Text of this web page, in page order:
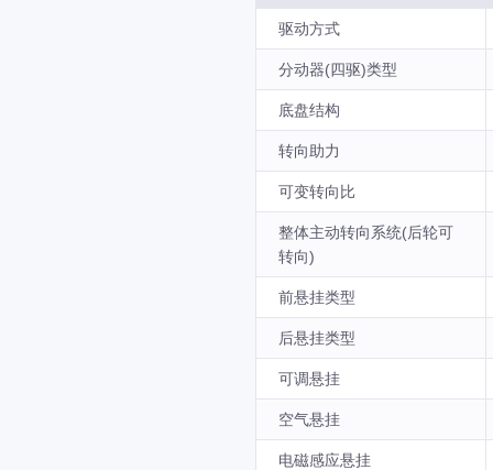
驱动方式
分动器(四驱)类型
底盘结构
转向助力
可变转向比
整体主动转向系统(后轮可
转向)
前悬挂类型
后悬挂类型
可调悬挂
空气悬挂
电磁感应悬挂